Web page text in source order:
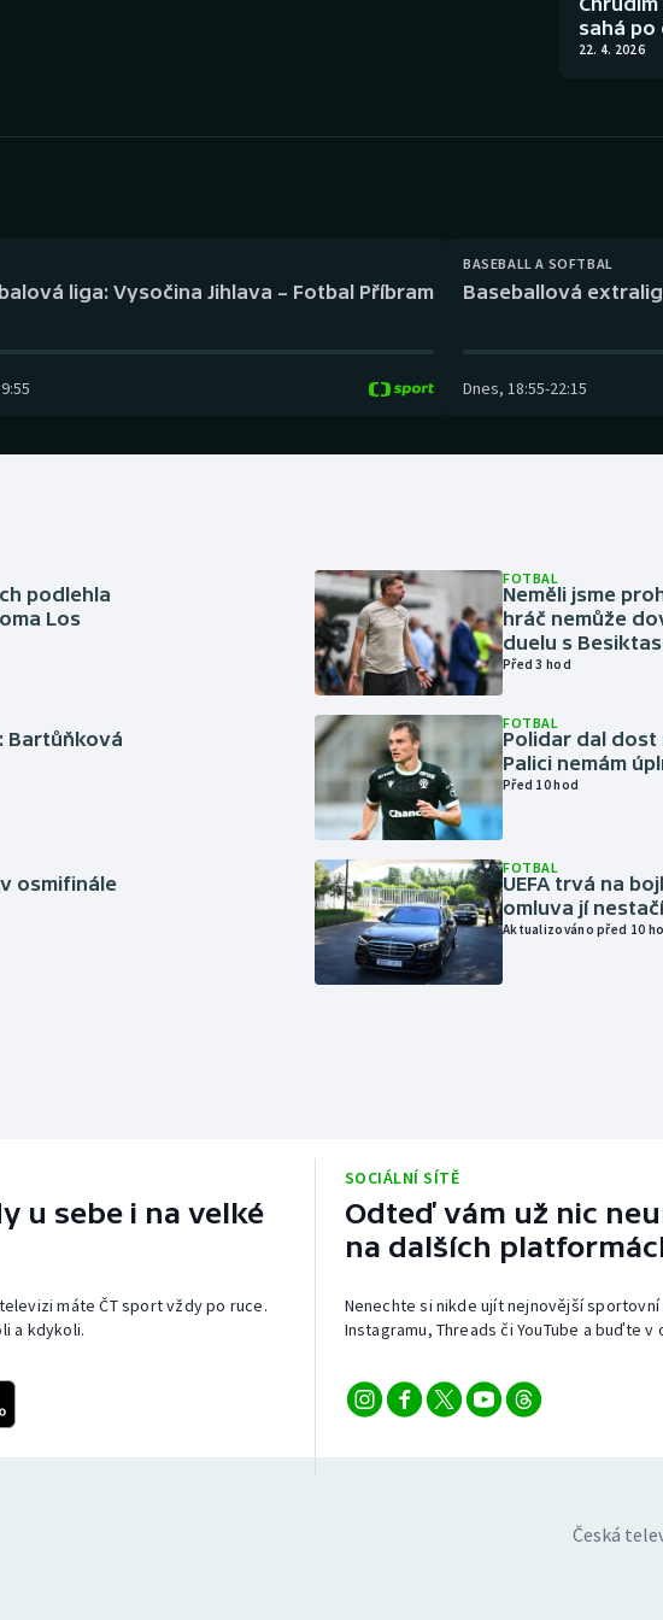
Plážový volejbal
sahá po
22. 4. 2026
liga: Vysočina Jihlava – Fotbal Příbram
BASEBALL A SOFTBAL
Baseballová
Dnes, 18:55-22:15
podlehla
Los
Bartůňková
osmifinále
FOTBAL
Neměli jsme
hráč nemůže
duelu s
Před 3 hod
FOTBAL
Polidar dal dost
Palici nemám
Před 10 hod
FOTBAL
UEFA trvá na
omluva jí
Aktualizováno před 10
u sebe i na velké
máte ČT sport vždy po ruce.
a kdykoli.
SOCIÁLNÍ SÍTĚ
Odteď vám už nic
na dalších
Nenechte si nikde ujít nejnovější
Instagramu, Threads či YouTube a buďte v
Česká